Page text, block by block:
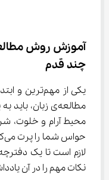
آموزش روش
چند قدم
مطالعه‌ی زبان،
محیط آرام و خلوت،
لازم است تا یک
نکات مهم را در آن